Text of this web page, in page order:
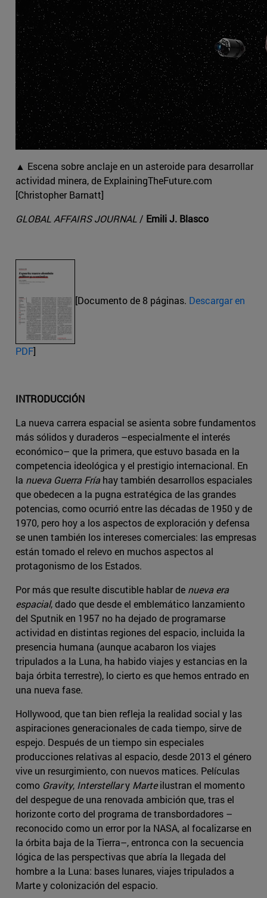
▲ Escena sobre anclaje en un asteroide para desarrollar
actividad minera, de ExplainingTheFuture.com
[Christopher Barnatt]
GLOBAL AFFAIRS JOURNAL / Emili J. Blasco
[Documento de 8 páginas. Descargar en
PDF]
INTRODUCCIÓN
La nueva carrera espacial se asienta sobre fundamentos
más sólidos y duraderos –especialmente el interés
económico– que la primera, que estuvo basada en la
competencia ideológica y el prestigio internacional. En
la nueva Guerra Fríahay también desarrollos espaciales
que obedecen a la pugna estratégica de las grandes
potencias, como ocurrió entre las décadas de 1950 y de
1970, pero hoy a los aspectos de exploración y defensa
se unen también los intereses comerciales: las empresas
están tomado el relevo en muchos aspectos al
protagonismo de los Estados.
Por más que resulte discutible hablar de nueva era
espacial, dado que desde el emblemático lanzamiento
del Sputnik en 1957 no ha dejado de programarse
actividad en distintas regiones del espacio, incluida la
presencia humana (aunque acabaron los viajes
tripulados a la Luna, ha habido viajes y estancias en la
baja órbita terrestre), lo cierto es que hemos entrado en
una nueva fase.
Hollywood, que tan bien refleja la realidad social y las
aspiraciones generacionales de cada tiempo, sirve de
espejo. Después de un tiempo sin especiales
producciones relativas al espacio, desde 2013 el género
vive un resurgimiento, con nuevos matices. Películas
como Gravity, Interstellary Marteilustran el momento
del despegue de una renovada ambición que, tras el
horizonte corto del programa de transbordadores –
reconocido como un error por la NASA, al focalizarse en
la órbita baja de la Tierra–, entronca con la secuencia
lógica de las perspectivas que abría la llegada del
hombre a la Luna: bases lunares, viajes tripulados a
Marte y colonización del espacio.